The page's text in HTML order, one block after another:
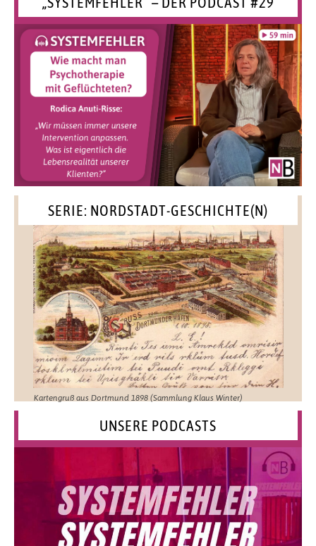
SERIE: NORDSTADT-GESCHICHTE(N)
Kartengruß aus Dortmund 1898 (Sammlung Klaus Winter)
UNSERE PODCASTS